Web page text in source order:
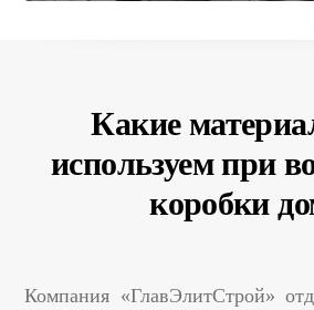
Какие
используем при
коробки
Компания «ГлавЭлитСтрой»